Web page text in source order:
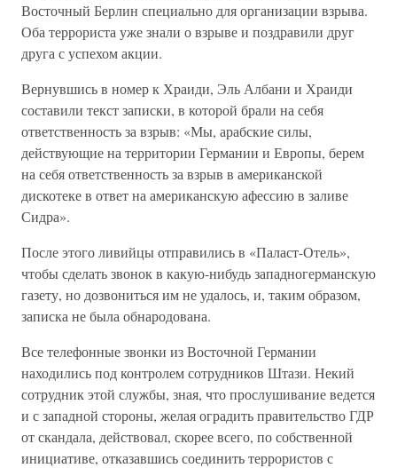
Восточный Берлин специально для организации взрыва.
Оба террориста уже знали о взрыве и поздравили друг
друга с успехом акции.
Вернувшись в номер к Храиди, Эль Албани и Храиди
составили текст записки, в которой брали на себя
ответственность за взрыв: «Мы, арабские силы,
действующие на территории Германии и Европы, берем
на себя ответственность за взрыв в американской
дискотеке в ответ на американскую афессию в заливе
Сидра».
После этого ливийцы отправились в «Паласт-Отель»,
чтобы сделать звонок в какую-нибудь западногерманскую
газету, но дозвониться им не удалось, и, таким образом,
записка не была обнародована.
Все телефонные звонки из Восточной Германии
находились под контролем сотрудников Штази. Некий
сотрудник этой службы, зная, что прослушивание ведется
и с западной стороны, желая оградить правительство ГДР
от скандала, действовал, скорее всего, по собственной
инициативе, отказавшись соединить террористов с